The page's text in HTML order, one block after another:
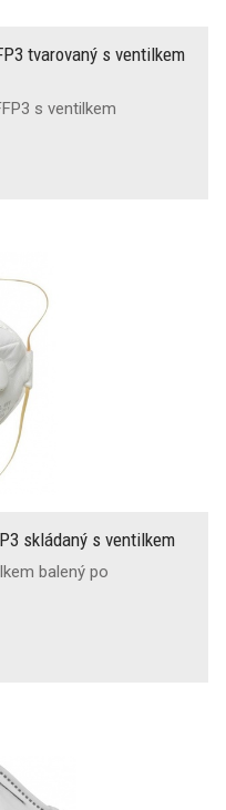
tvarovaný s ventilkem
s ventilkem
skládaný s ventilkem
balený po